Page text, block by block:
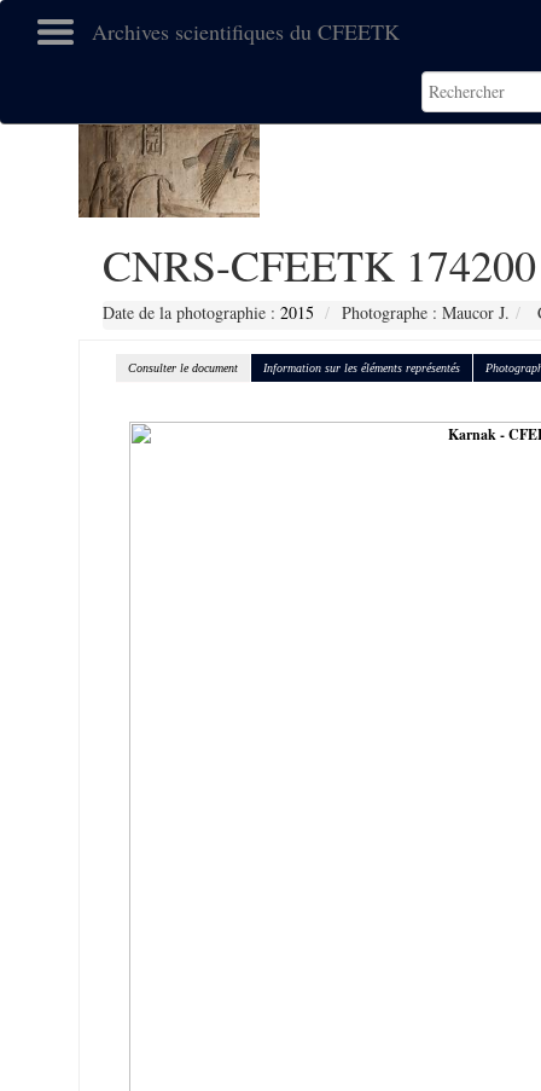
Archives scientifiques du CFEETK
CNRS-CFEETK 174200
Date de la photographie : 2015 Photographe : Maucor J.
Consulter le document Information sur les éléments représentés